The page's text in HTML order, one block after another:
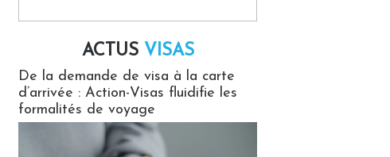
ACTUS VISAS
De la demande de visa à la carte
d’arrivée : Action-Visas fluidifie les
formalités de voyage